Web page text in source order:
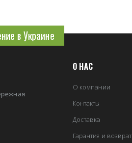
в Украине
О НАС
О компании
Контакты
Доставка
Гарантия и возврат